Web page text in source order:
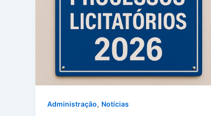
Administração, Notícias